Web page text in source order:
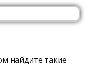
найдите такие